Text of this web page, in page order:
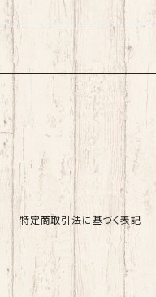
特定商取引法に基づく表記